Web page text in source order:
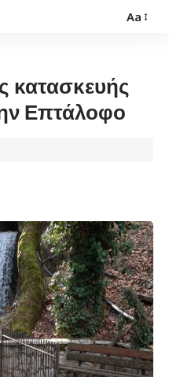
Aa
κατασκευής
Επτάλοφο